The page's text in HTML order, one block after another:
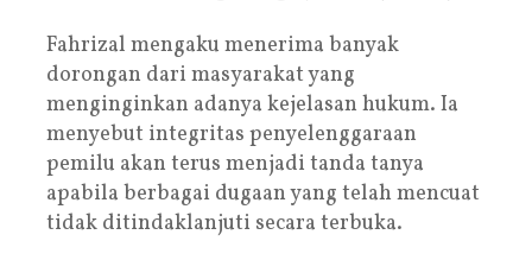
Fahrizal mengaku menerima banyak
dorongan dari masyarakat yang
menginginkan adanya kejelasan hukum. Ia
menyebut integritas penyelenggaraan
pemilu akan terus menjadi tanda tanya
apabila berbagai dugaan yang telah mencuat
tidak ditindaklanjuti secara terbuka.